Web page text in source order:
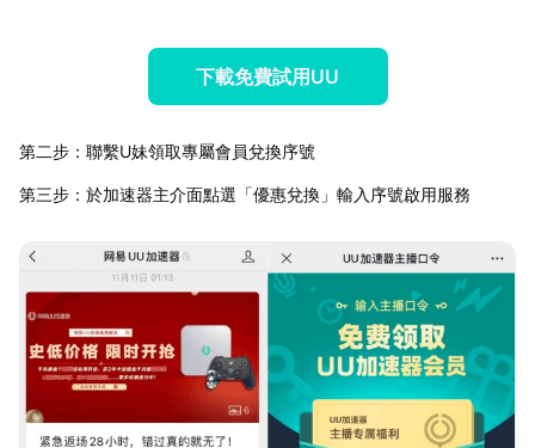
下載免費試用UU
第二步：聯繫U妹領取專屬會員兌換序號
第三步：於加速器主介面點選「優惠兌換」輸入序號啟用服務